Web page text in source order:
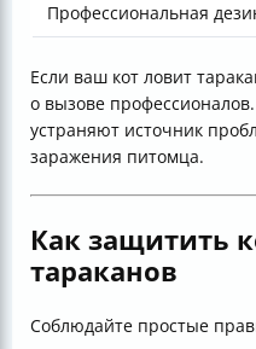
Профессиональная
Если ваш кот ловит
о вызове
устраняют источник
заражения питомца.
Как защитить
тараканов
Соблюдайте простые